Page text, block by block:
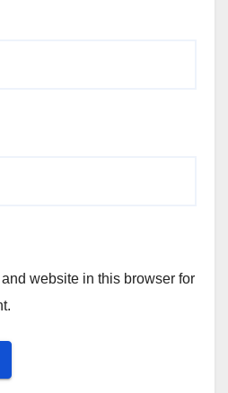
website in this browser for